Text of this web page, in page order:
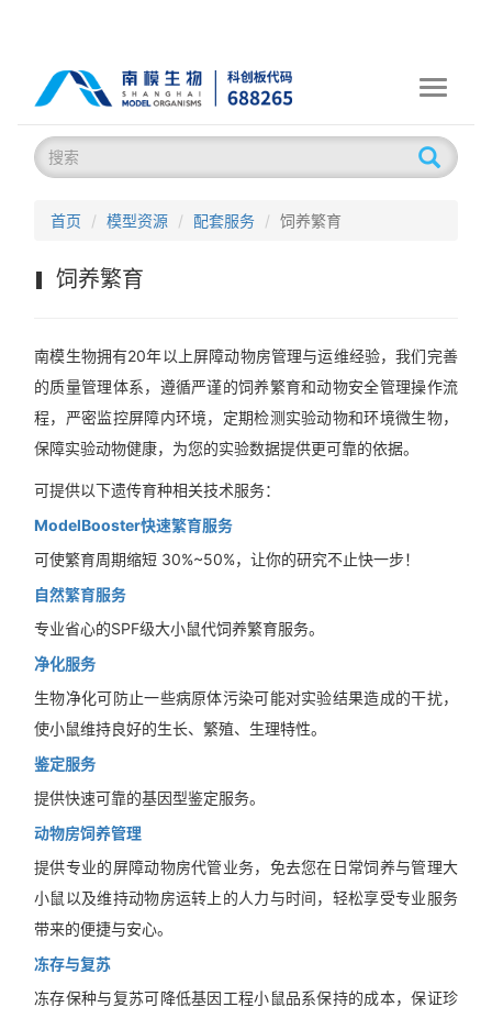
Toggle
首页 模型资源 配套服务 饲养繁育
饲养繁育
南模生物拥有20年以上屏障动物房管理与运维经验，我们完善
的质量管理体系，遵循严谨的饲养繁育和动物安全管理操作流
程，严密监控屏障内环境，定期检测实验动物和环境微生物，
保障实验动物健康，为您的实验数据提供更可靠的依据。
可提供以下遗传育种相关技术服务：
ModelBooster快速繁育服务
可使繁育周期缩短 30%~50%，让你的研究不止快一步！
自然繁育服务
专业省心的SPF级大小鼠代饲养繁育服务。
净化服务
生物净化可防止一些病原体污染可能对实验结果造成的干扰，
使小鼠维持良好的生长、繁殖、生理特性。
鉴定服务
提供快速可靠的基因型鉴定服务。
动物房饲养管理
提供专业的屏障动物房代管业务，免去您在日常饲养与管理大
小鼠以及维持动物房运转上的人力与时间，轻松享受专业服务
带来的便捷与安心。
冻存与复苏
冻存保种与复苏可降低基因工程小鼠品系保持的成本，保证珍